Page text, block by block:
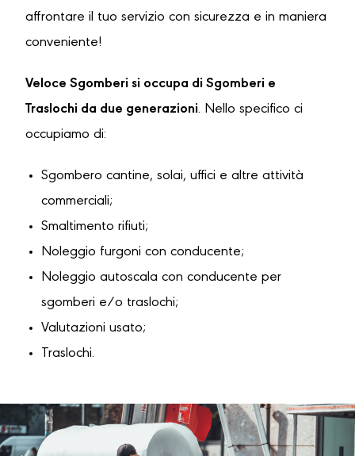
affrontare il tuo servizio con sicurezza e in maniera
conveniente!
Veloce Sgomberi si occupa di Sgomberi e
Traslochi da due generazioni. Nello specifico ci
occupiamo di:
Sgombero cantine, solai, uffici e altre attività
commerciali;
Smaltimento rifiuti;
Noleggio furgoni con conducente;
Noleggio autoscala con conducente per
sgomberi e/o traslochi;
Valutazioni usato;
Traslochi.